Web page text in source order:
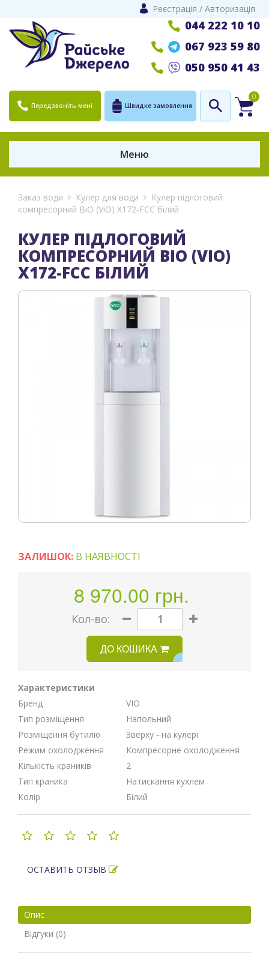
Реєстрація / Авторизація
044 222 10 10
067 923 59 80
050 950 41 43
Передзвоніть мені Швидке замовлення
0
Меню
Заказ води Кулер для води
Кулер підлоговий
компресорний ВіО (ViO) X172-FCC білий
КУЛЕР ПІДЛОГОВИЙ
КОМПРЕСОРНИЙ ВІО (VIO)
X172-FCC БІЛИЙ
ЗАЛИШОК: В НАЯВНОСТІ
8 970.00 грн.
Кoл-во:
ДО КОШИКА
Характеристики
Бренд
VIO
Тип розміщення
Напольний
Розміщення бутилю
Зверху - на кулері
Режим охолодження
Компресорне охолодження
Кількість краників
2
Тип краника
Натискання кухлем
Колір
Білий
ОСТАВИТЬ ОТЗЫВ
Опис
Відгуки (0)